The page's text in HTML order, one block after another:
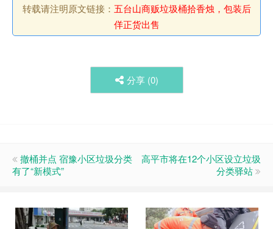
转载请注明原文链接： 五台山商贩垃圾桶拾香烛，包装后
佯正货出售
分享 (0)
撤桶并点 宿豫小区垃圾分类
有了“新模式”
高平市将在12个小区设立垃圾
分类驿站